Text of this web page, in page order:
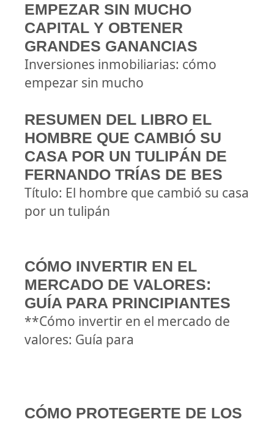
EMPEZAR SIN MUCHO
CAPITAL Y OBTENER
GRANDES GANANCIAS
Inversiones inmobiliarias: cómo
empezar sin mucho
RESUMEN DEL LIBRO EL
HOMBRE QUE CAMBIÓ SU
CASA POR UN TULIPÁN DE
FERNANDO TRÍAS DE BES
Título: El hombre que cambió su casa
por un tulipán
CÓMO INVERTIR EN EL
MERCADO DE VALORES:
GUÍA PARA PRINCIPIANTES
**Cómo invertir en el mercado de
valores: Guía para
CÓMO PROTEGERTE DE LOS